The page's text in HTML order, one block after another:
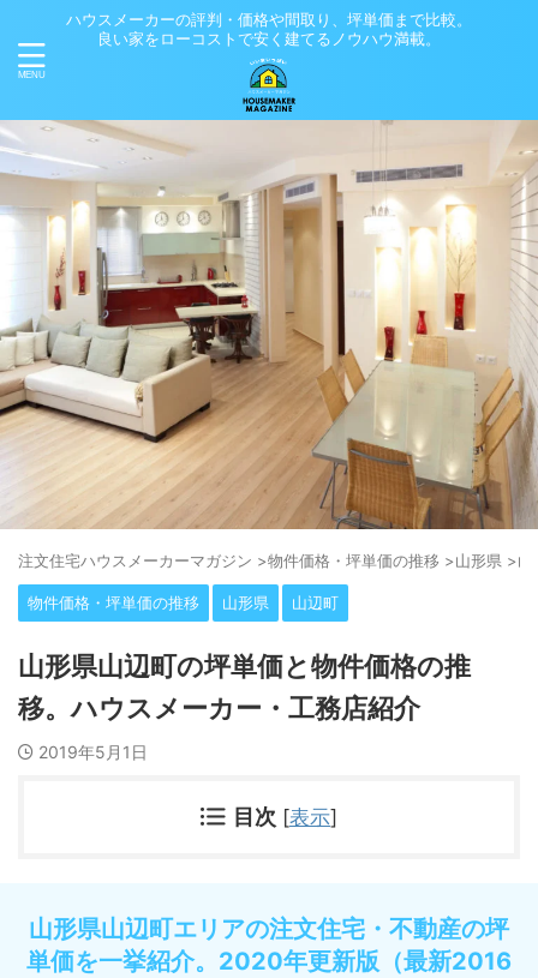
ハウスメーカーの評判・価格や間取り、坪単価まで比較。
良い家をローコストで安く建てるノウハウ満載。
注⽂住宅ハウスメーカーマガジン >物件価格・坪単価の推移 >山形県 >山
物件価格・坪単価の推移 山形県 山辺町
山形県山辺町の坪単価と物件価格の推
移。ハウスメーカー・工務店紹介
2019年5月1日
目次 [表示]
山形県山辺町エリアの注文住宅・不動産の坪
単価を一挙紹介。2020年更新版（最新2016